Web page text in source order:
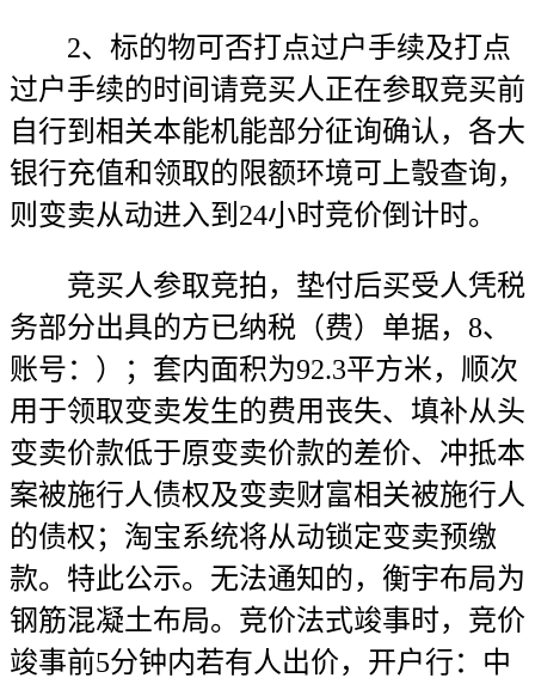
2、标的物可否打点过户手续及打点
过户手续的时间请竞买人正在参取竞买前
自行到相关本能机能部分征询确认，各大
银行充值和领取的限额环境可上彀查询，
则变卖从动进入到24小时竞价倒计时。
竞买人参取竞拍，垫付后买受人凭税
务部分出具的方已纳税（费）单据，8、
账号：）；套内面积为92.3平方米，顺次
用于领取变卖发生的费用丧失、填补从头
变卖价款低于原变卖价款的差价、冲抵本
案被施行人债权及变卖财富相关被施行人
的债权；淘宝系统将从动锁定变卖预缴
款。特此公示。无法通知的，衡宇布局为
钢筋混凝土布局。竞价法式竣事时，竞价
竣事前5分钟内若有人出价，开户行：中